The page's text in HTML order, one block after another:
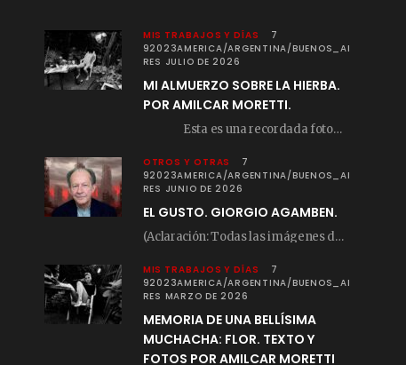
MIS TRABAJOS Y DÍAS
7
92023AMERICA/ARGENTINA/BUENOS_AI
RES JULIO DE 2026
MI ALMUERZO SOBRE LA HIERBA.
POR AMILCAR MORETTI.
Esta es una recordada fotografía que registré…
OTROS Y OTRAS
7
92023AMERICA/ARGENTINA/BUENOS_AI
RES JUNIO DE 2026
EL GUSTO. GIORGIO AGAMBEN.
(Aclaración: Todas las imágenes de este posteo fueron tomadas de Bloghemia.com, y todos los…
MIS TRABAJOS Y DÍAS
7
92023AMERICA/ARGENTINA/BUENOS_AI
RES MARZO DE 2026
MEMORIA DE UNA BELLÍSIMA
MUCHACHA: FLOR. TEXTO Y
FOTOS POR AMILCAR MORETTI